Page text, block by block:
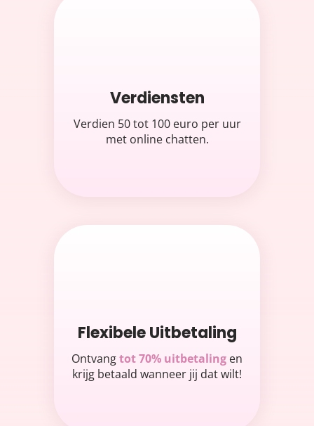
Verdiensten
Verdien 50 tot 100 euro per uur
met online chatten.
Flexibele Uitbetaling
Ontvangtot 70% uitbetaling en
krijg betaald wanneer jij dat wilt!